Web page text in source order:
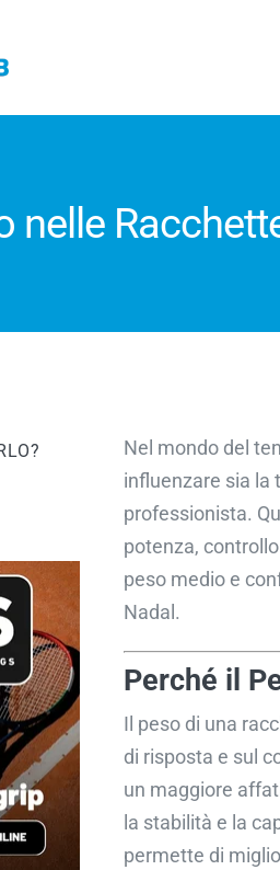
nelle
Nel mondo del
influenzare sia la
professionista.
potenza,
peso medio e
Nadal.
Perché il
Il peso di una
di risposta e sul
un maggiore
la stabilità e la
permette di